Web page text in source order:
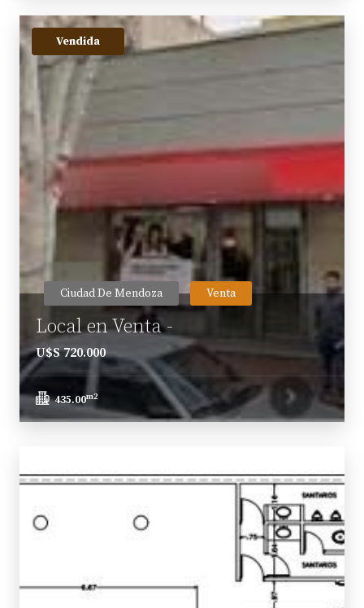
Vendida
Ciudad De Mendoza Venta
Local en Venta -
U$S 720.000
435.00m2